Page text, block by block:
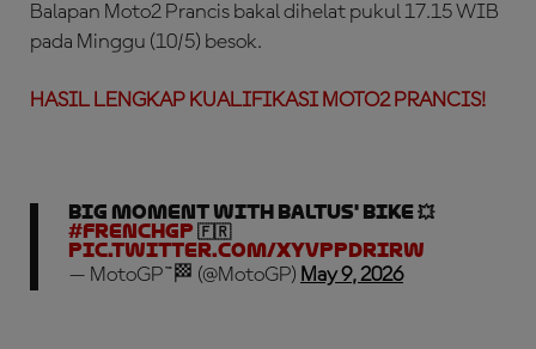
Balapan Moto2 Prancis bakal dihelat pukul 17.15 WIB
pada Minggu (10/5) besok.
HASIL LENGKAP KUALIFIKASI MOTO2 PRANCIS!
Big moment with Baltus' bike 💥
#FrenchGP 🇫🇷
pic.twitter.com/xyvPpDriRW
— MotoGP™🏁 (@MotoGP) May 9, 2026